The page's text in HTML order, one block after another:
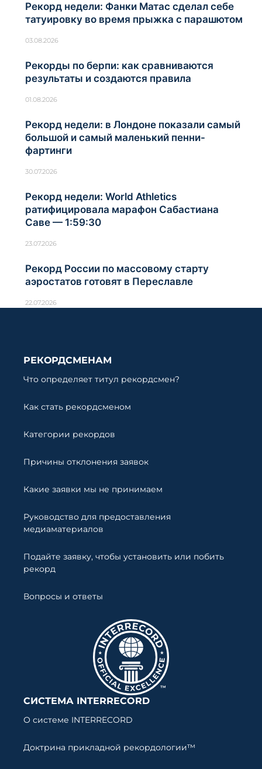
Рекорд недели: Фанки Матас сделал себе
татуировку во время прыжка с парашютом
03.08.2026
Рекорды по берпи: как сравниваются
результаты и создаются правила
01.08.2026
Рекорд недели: в Лондоне показали самый
большой и самый маленький пенни-
фартинги
30.07.2026
Рекорд недели: World Athletics
ратифицировала марафон Сабастиана
Саве — 1:59:30
23.07.2026
Рекорд России по массовому старту
аэростатов готовят в Переславле
22.07.2026
РЕКОРДСМЕНАМ
Что определяет титул рекордсмен?
Как стать рекордсменом
Категории рекордов
Причины отклонения заявок
Какие заявки мы не принимаем
Руководство для предоставления
медиаматериалов
Подайте заявку, чтобы установить или побить
рекорд
Вопросы и ответы
СИСТЕМА INTERRECORD
О системе INTERRECORD
Доктрина прикладной рекордологии™